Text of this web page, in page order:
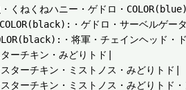
くねくねハニー・ゲドロ・
・ゲドロ・サーベルゲー
・将軍・チェインヘッド・
ーチキン・みどりトド|
ターチキン・ミストノス・みどりトド|
ターチキン・ミストノス・みどりトド